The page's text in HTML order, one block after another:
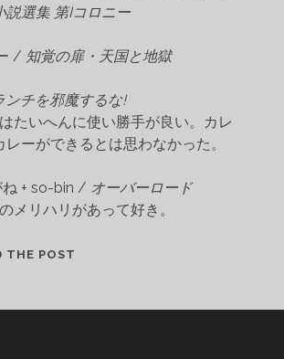
説選集 第Iコロニー
/ 知覚の扉・天国と地獄
ンチを邪魔するな!
たいへんに使い勝手が良い。カレ
ーができるとは思わなかった。
ね + so-bin / オーバーロード
メリハリがあって好き。
THE POST